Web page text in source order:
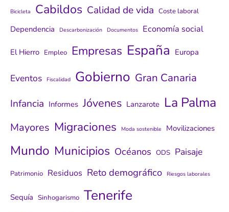
Bicicleta Cabildos Calidad de vida Coste laboral
Dependencia Descarbonización Documentos Economía social
El Hierro Empleo Empresas España Europa
Eventos Fiscalidad Gobierno Gran Canaria
Infancia Informes Jóvenes Lanzarote La Palma
Mayores Migraciones Moda sostenible Movilizaciones
Mundo Municipios Océanos ODS Paisaje
Patrimonio Residuos Reto demográfico Riesgos laborales
Sequía Sinhogarismo Tenerife